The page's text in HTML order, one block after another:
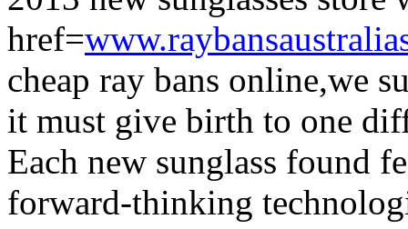
href=
cheap ray bans online,we
it must give birth to one
Each new sunglass found
forward-thinking